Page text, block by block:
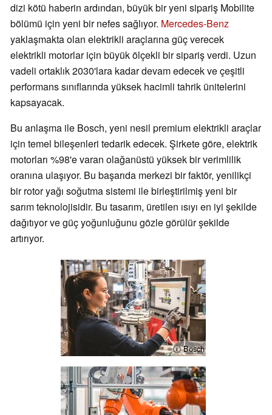
dizi kötü haberin ardından, büyük bir yeni sipariş Mobilite
bölümü için yeni bir nefes sağlıyor. Mercedes-Benz
yaklaşmakta olan elektrikli araçlarına güç verecek
elektrikli motorlar için büyük ölçekli bir sipariş verdi. Uzun
vadeli ortaklık 2030'lara kadar devam edecek ve çeşitli
performans sınıflarında yüksek hacimli tahrik ünitelerini
kapsayacak.
Bu anlaşma ile Bosch, yeni nesil premium elektrikli araçlar
için temel bileşenleri tedarik edecek. Şirkete göre, elektrik
motorları %98'e varan olağanüstü yüksek bir verimlilik
oranına ulaşıyor. Bu başarıda merkezi bir faktör, yenilikçi
bir rotor yağı soğutma sistemi ile birleştirilmiş yeni bir
sarım teknolojisidir. Bu tasarım, üretilen ısıyı en iyi şekilde
dağıtıyor ve güç yoğunluğunu gözle görülür şekilde
artırıyor.
ⓘ Bosch